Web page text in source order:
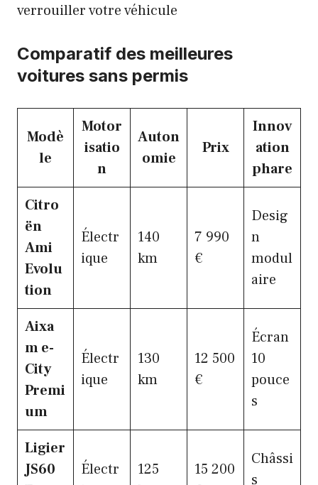
verrouiller votre véhicule
Comparatif des meilleures
voitures sans permis
Modè
le
Motor
isatio
n
Auton
omie
Prix
Innov
ation
phare
Citro
ën
Ami
Evolu
tion
Électr
ique
140
km
7 990
€
Desig
n
modul
aire
Aixa
m e-
City
Premi
um
Électr
ique
130
km
12 500
€
Écran
10
pouce
s
Ligier
JS60
Électr
125
15 200
Châssi
s